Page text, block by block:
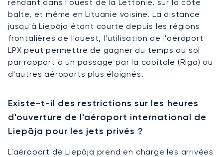
rendant dans l'ouest de la Lettonie, sur la côte
balte, et même en Lituanie voisine. La distance
jusqu'à Liepāja étant courte depuis les régions
frontalières de l'ouest, l'utilisation de l'aéroport
LPX peut permettre de gagner du temps au sol
par rapport à un passage par la capitale (Riga) ou
d'autres aéroports plus éloignés.
Existe-t-il des restrictions sur les heures
d'ouverture de l'aéroport international de
Liepāja pour les jets privés ?
L'aéroport de Liepāja prend en charge les arrivées